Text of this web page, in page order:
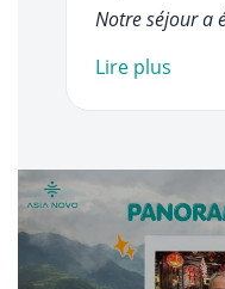
Notre séjour a
Lire plus